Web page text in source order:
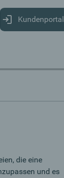
Kundenportal
die eine
und es